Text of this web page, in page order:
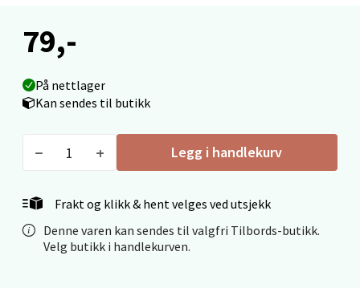
79,-
På nettlager
Kan sendes til butikk
Legg i handlekurv
Frakt og klikk & hent velges ved utsjekk
Denne varen kan sendes til valgfri Tilbords-butikk.
Velg butikk i handlekurven.
Åpent i dag 10-20
0 i butikk
Åpent i dag 09-19